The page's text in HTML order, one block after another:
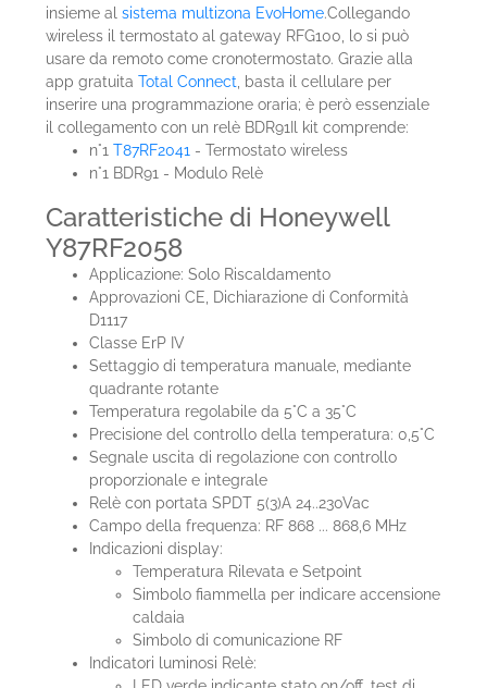
insieme alsistema multizona EvoHome.Collegando
wireless il termostato al gateway RFG100, lo si può
usare da remoto come cronotermostato. Grazie alla
app gratuitaTotal Connect , basta il cellulare per
inserire una programmazione oraria; è però essenziale
il collegamento con un relè BDR91Il kit comprende:
n°1T87RF2041 - Termostato wireless
n°1 BDR91 - Modulo Relè
Caratteristiche di Honeywell
Y87RF2058
Applicazione: Solo Riscaldamento
Approvazioni CE, Dichiarazione di Conformità
D1117
Classe ErP IV
Settaggio di temperatura manuale, mediante
quadrante rotante
Temperatura regolabile da 5°C a 35°C
Precisione del controllo della temperatura: 0,5°C
Segnale uscita di regolazione con controllo
proporzionale e integrale
Relè con portata SPDT 5(3)A 24..230Vac
Campo della frequenza: RF 868 ... 868,6 MHz
Indicazioni display:
Temperatura Rilevata e Setpoint
Simbolo fiammella per indicare accensione
caldaia
Simbolo di comunicazione RF
Indicatori luminosi Relè: